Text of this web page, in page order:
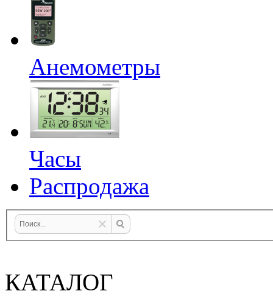
Анемометры
Часы
Распродажа
КАТАЛОГ